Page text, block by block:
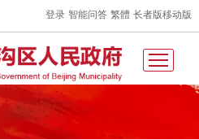
登录 智能问答 繁體 长者版移动版